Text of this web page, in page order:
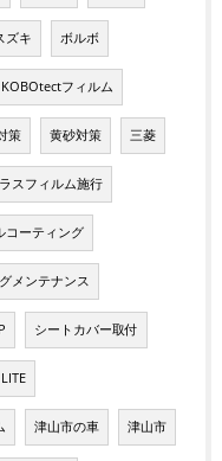
ズキ ボルボ
KOBOtectフィルム
策 黄砂対策 三菱
スフィルム施行
コーティング
メンテナンス
シートカバー取付
津山市の車 津山市